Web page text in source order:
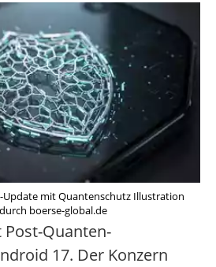
mit Quantenschutz Illustration
boerse-global.de
Quanten-
17. Der Konzern